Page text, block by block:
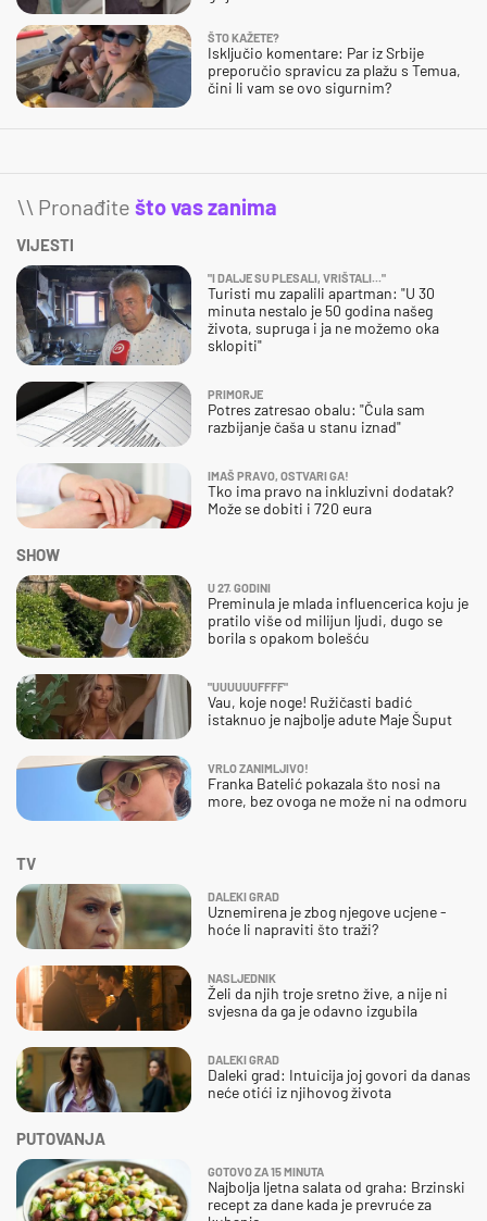
ŠTO KAŽETE?
Isključio komentare: Par iz Srbije
preporučio spravicu za plažu s Temua,
čini li vam se ovo sigurnim?
\\ Pronađite što vas zanima
VIJESTI
"I DALJE SU PLESALI, VRIŠTALI..."
Turisti mu zapalili apartman: "U 30
minuta nestalo je 50 godina našeg
života, supruga i ja ne možemo oka
sklopiti"
PRIMORJE
Potres zatresao obalu: "Čula sam
razbijanje čaša u stanu iznad"
IMAŠ PRAVO, OSTVARI GA!
Tko ima pravo na inkluzivni dodatak?
Može se dobiti i 720 eura
SHOW
U 27. GODINI
Preminula je mlada influencerica koju je
pratilo više od milijun ljudi, dugo se
borila s opakom bolešću
"UUUUUUFFFF"
Vau, koje noge! Ružičasti badić
istaknuo je najbolje adute Maje Šuput
VRLO ZANIMLJIVO!
Franka Batelić pokazala što nosi na
more, bez ovoga ne može ni na odmoru
TV
DALEKI GRAD
Uznemirena je zbog njegove ucjene -
hoće li napraviti što traži?
NASLJEDNIK
Želi da njih troje sretno žive, a nije ni
svjesna da ga je odavno izgubila
DALEKI GRAD
Daleki grad: Intuicija joj govori da danas
neće otići iz njihovog života
PUTOVANJA
GOTOVO ZA 15 MINUTA
Najbolja ljetna salata od graha: Brzinski
recept za dane kada je prevruće za